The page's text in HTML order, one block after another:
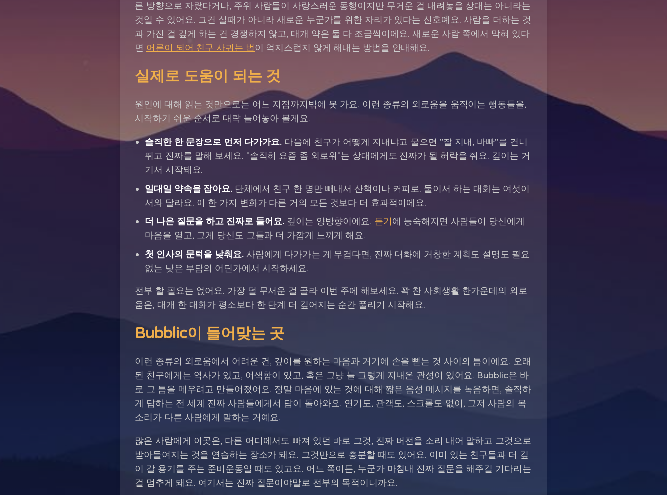
른 방향으로 자랐다거나, 주위 사람들이 사랑스러운 동행이지만 무거운 걸 내려놓을 상대는 아니라는
것일 수 있어요. 그건 실패가 아니라 새로운 누군가를 위한 자리가 있다는 신호예요. 사람을 더하는 것
과 가진 걸 깊게 하는 건 경쟁하지 않고, 대개 약은 둘 다 조금씩이에요. 새로운 사람 쪽에서 막혀 있다
면 어른이 되어 친구 사귀는 법이 억지스럽지 않게 해내는 방법을 안내해요.
실제로 도움이 되는 것
원인에 대해 읽는 것만으로는 어느 지점까지밖에 못 가요. 이런 종류의 외로움을 움직이는 행동들을,
시작하기 쉬운 순서로 대략 늘어놓아 볼게요.
솔직한 한 문장으로 먼저 다가가요. 다음에 친구가 어떻게 지내냐고 물으면 "잘 지내, 바빠"를 건너
뛰고 진짜를 말해 보세요. "솔직히 요즘 좀 외로워"는 상대에게도 진짜가 될 허락을 줘요. 깊이는 거
기서 시작돼요.
일대일 약속을 잡아요. 단체에서 친구 한 명만 빼내서 산책이나 커피로. 둘이서 하는 대화는 여섯이
서와 달라요. 이 한 가지 변화가 다른 거의 모든 것보다 더 효과적이에요.
더 나은 질문을 하고 진짜로 들어요. 깊이는 양방향이에요. 듣기에 능숙해지면 사람들이 당신에게
마음을 열고, 그게 당신도 그들과 더 가깝게 느끼게 해요.
첫 인사의 문턱을 낮춰요. 사람에게 다가가는 게 무겁다면, 진짜 대화에 거창한 계획도 설명도 필요
없는 낮은 부담의 어딘가에서 시작하세요.
전부 할 필요는 없어요. 가장 덜 무서운 걸 골라 이번 주에 해보세요. 꽉 찬 사회생활 한가운데의 외로
움은, 대개 한 대화가 평소보다 한 단계 더 깊어지는 순간 풀리기 시작해요.
Bubblic이 들어맞는 곳
이런 종류의 외로움에서 어려운 건, 깊이를 원하는 마음과 거기에 손을 뻗는 것 사이의 틈이에요. 오래
된 친구에게는 역사가 있고, 어색함이 있고, 혹은 그냥 늘 그렇게 지내온 관성이 있어요. Bubblic은 바
로 그 틈을 메우려고 만들어졌어요. 정말 마음에 있는 것에 대해 짧은 음성 메시지를 녹음하면, 솔직하
게 답하는 전 세계 진짜 사람들에게서 답이 돌아와요. 연기도, 관객도, 스크롤도 없이, 그저 사람의 목
소리가 다른 사람에게 말하는 거예요.
많은 사람에게 이곳은, 다른 어디에서도 빠져 있던 바로 그것, 진짜 버전을 소리 내어 말하고 그것으로
받아들여지는 것을 연습하는 장소가 돼요. 그것만으로 충분할 때도 있어요. 이미 있는 친구들과 더 깊
이 갈 용기를 주는 준비운동일 때도 있고요. 어느 쪽이든, 누군가 마침내 진짜 질문을 해주길 기다리는
걸 멈추게 돼요. 여기서는 진짜 질문이야말로 전부의 목적이니까요.